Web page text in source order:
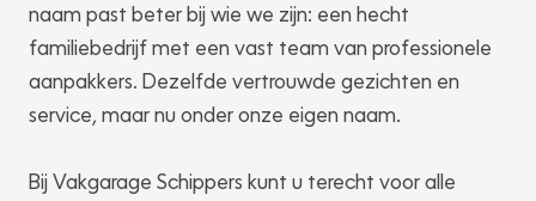
naam past beter bij wie we zijn: een hecht
familiebedrijf met een vast team van professionele
aanpakkers. Dezelfde vertrouwde gezichten en
service, maar nu onder onze eigen naam.
Bij Vakgarage Schippers kunt u terecht voor alle